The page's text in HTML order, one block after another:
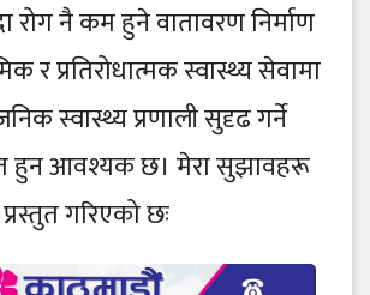
रोग नै कम हुने वातावरण निर्माण
र प्रतिरोधात्मक स्वास्थ्य सेवामा
स्वास्थ्य प्रणाली सुदृढ गर्ने
हुन आवश्यक छ। मेरा सुझावहरू
गरिएको छः